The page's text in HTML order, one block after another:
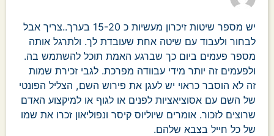
יש מספר שיטות זיכרון מעשיות כ 15-20 בערך..צריך אבל
לבחור ולעבוד עם שיטה אחת שעובדת לך. ולתרגל אותה
מספר פעמים ביום כך שברגע האמת תוכל להשתמש בה.
ולפעמים זה יותר מידי עבוודה מפרכת. לגבי זכירת שמות
זה לא הוסבר כראוי יש לעגן את פירוש השם, הצליל הפונטי
של השם עם אסוציאציות לפנים או לגוף או למיקצוע האדם
שרוצים לזכור. אומרים שיוליוס קיסר ונפוליאון זכרו את שמו
של כל חייל בצבא שלהם.